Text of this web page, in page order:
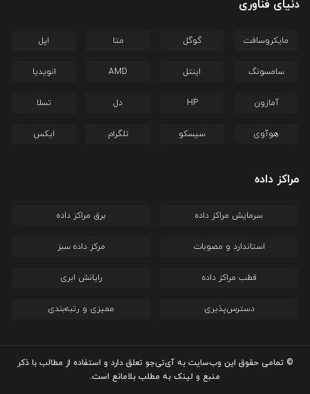
دنیای فناوری
مایکروسافت گوگل متا اپل
سامسونگ اینتل AMD انویدیا
آمازون HP دل تسلا
هوآوی سیسکو تلگرام ایکس
مراکز داده
سرمایش مراکز داده برق مراکز داده
استاندارد و مصوبات مرکز داده سبز
قطب مراکز داده رایانش ابری
دسترس‌پذیری ممیزی و رتبه‌بندی
© تمامی حقوق این وب‌سایت به آی‌تی‌جو تعلق دارد و استفاده از مطالب با ذکر
منبع و لینک به مطلب بلامانع است.